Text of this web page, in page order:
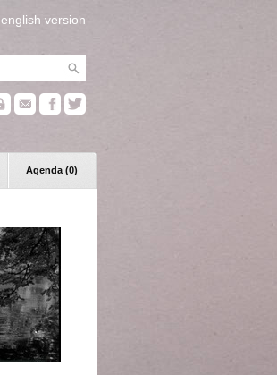
english version
Agenda (0)